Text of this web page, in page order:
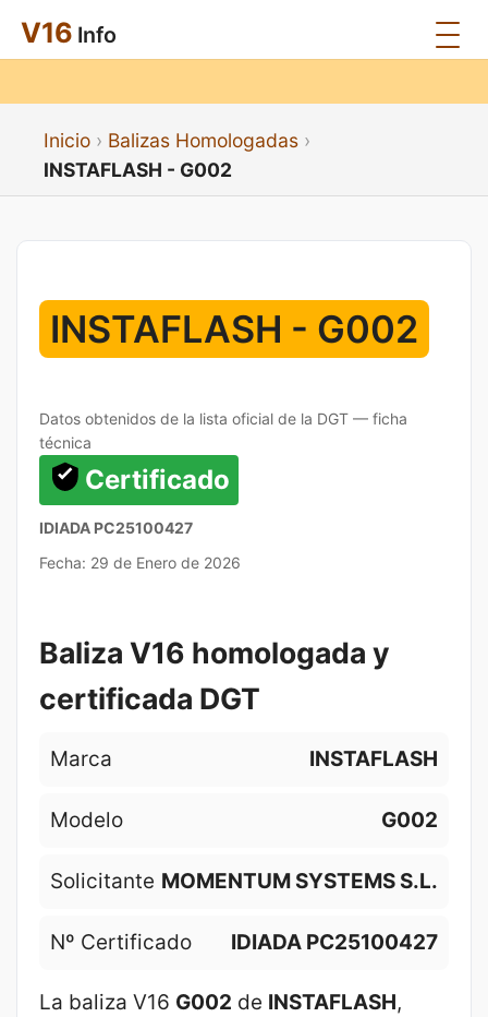
V16 Info
Inicio
Balizas Homologadas
INSTAFLASH - G002
INSTAFLASH - G002
Datos obtenidos de la lista oficial de la DGT — ficha
técnica
Certificado
IDIADA PC25100427
Fecha: 29 de Enero de 2026
Baliza V16 homologada y
certificada DGT
Marca INSTAFLASH
Modelo G002
Solicitante MOMENTUM SYSTEMS S.L.
Nº Certificado IDIADA PC25100427
La baliza V16 G002 de INSTAFLASH,